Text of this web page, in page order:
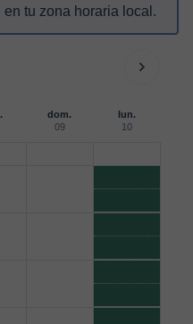
en tu zona horaria local.
dom.
09
lun.
10